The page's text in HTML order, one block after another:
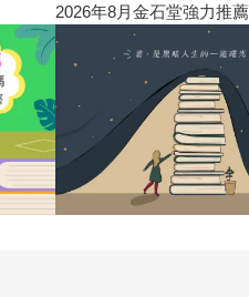
2026年8月金石堂強力推薦